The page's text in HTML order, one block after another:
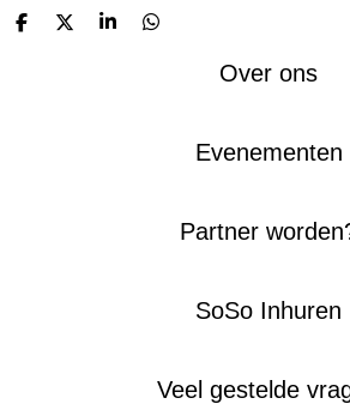
D
D
S
D
Over ons
Evenementen
Partner
SoSo Inhuren
Veel gestelde